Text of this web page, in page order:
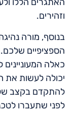
האתגרים הללו
וזהירים.
בנוסף, מורה
הספציפיים
כאלה
יכולה לעשות את
להתקדם בקצב
לפני שתעברו